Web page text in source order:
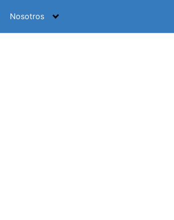
Nosotros